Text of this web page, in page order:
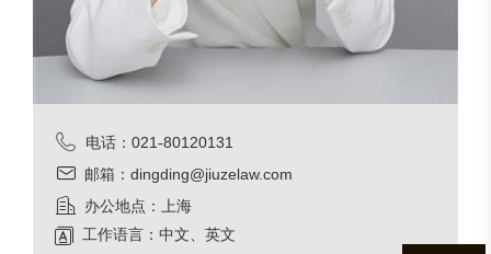
电话：021-80120131
邮箱：dingding@jiuzelaw.com
办公地点：上海
工作语言：中文、英文